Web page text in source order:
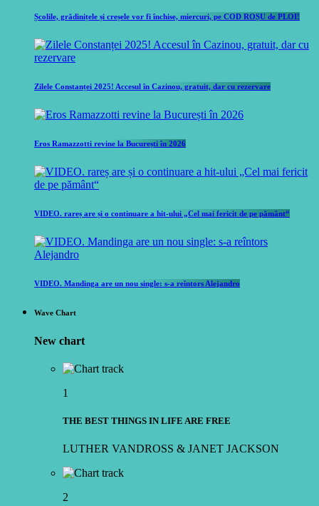
Școlile, grădinițele și creșele vor fi închise, miercuri, pe COD ROȘU de PLOI!
Zilele Constanței 2025! Accesul în Cazinou, gratuit, dar cu rezervare
Eros Ramazzotti revine la București în 2026
VIDEO. rareș are și o continuare a hit-ului „Cel mai fericit de pe pământ“
VIDEO. Mandinga are un nou single: s-a reîntors Alejandro
Wave Chart
New chart
1
THE BEST THINGS IN LIFE ARE FREE
LUTHER VANDROSS & JANET JACKSON
2